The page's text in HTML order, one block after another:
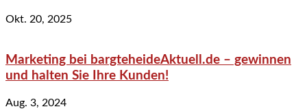
Okt. 20, 2025
Marketing bei bargteheideAktuell.de – gewinnen
und halten Sie Ihre Kunden!
Aug. 3, 2024